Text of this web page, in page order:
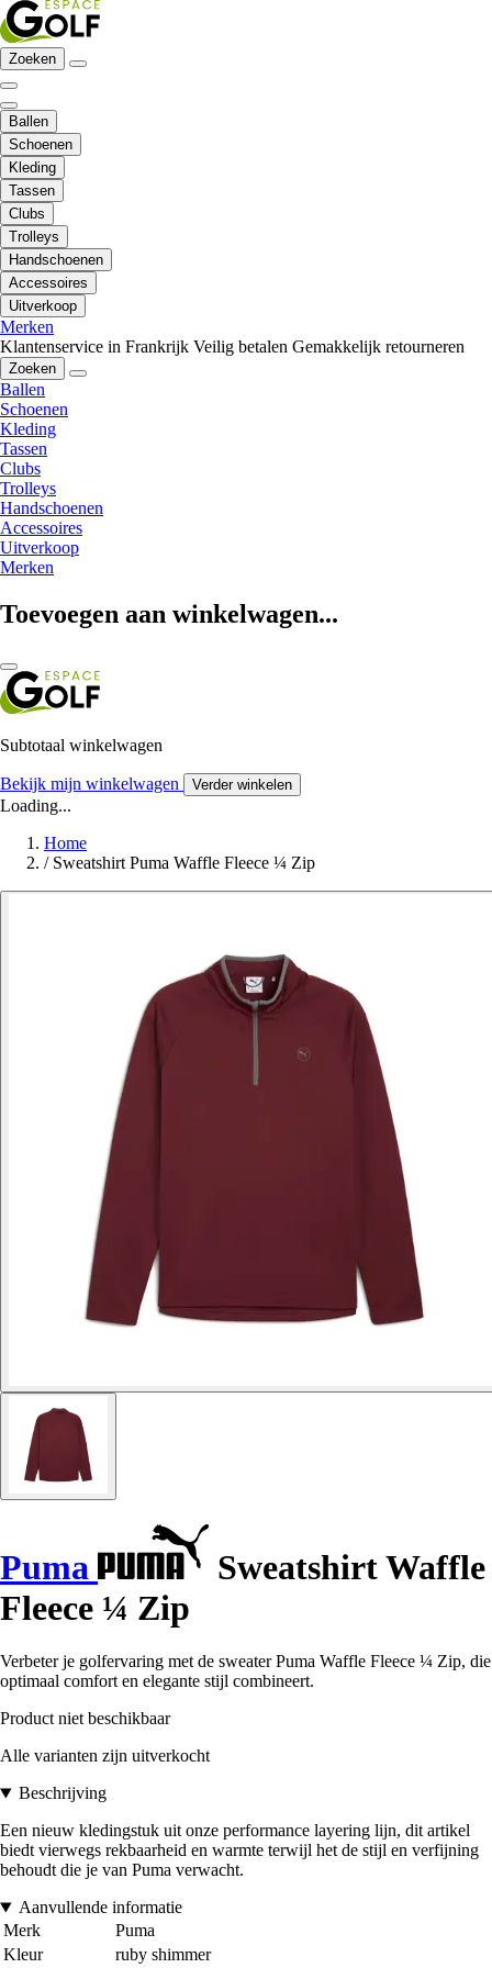
Zoeken
Ballen
Schoenen
Kleding
Tassen
Clubs
Trolleys
Handschoenen
Accessoires
Uitverkoop
Merken
Klantenservice in Frankrijk Veilig betalen Gemakkelijk retourneren
Zoeken
Ballen
Schoenen
Kleding
Tassen
Clubs
Trolleys
Handschoenen
Accessoires
Uitverkoop
Merken
Toevoegen aan winkelwagen...
Subtotaal winkelwagen
Bekijk mijn winkelwagen Verder winkelen
Loading...
Home
/ Sweatshirt Puma Waffle Fleece ¼ Zip
Puma
Sweatshirt Waffle
Fleece ¼ Zip
Verbeter je golfervaring met de sweater Puma Waffle Fleece ¼ Zip, die
optimaal comfort en elegante stijl combineert.
Product niet beschikbaar
Alle varianten zijn uitverkocht
Beschrijving
Een nieuw kledingstuk uit onze performance layering lijn, dit artikel
biedt vierwegs rekbaarheid en warmte terwijl het de stijl en verfijning
behoudt die je van Puma verwacht.
Aanvullende informatie
Merk
Puma
Kleur
ruby shimmer